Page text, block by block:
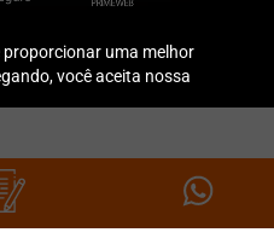
proporcionar uma melhor
você aceita nossa